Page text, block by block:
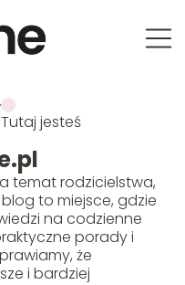
Tutaj jesteś
temat rodzicielstwa,
to miejsce, gdzie
na codzienne
porady i
że
i bardziej